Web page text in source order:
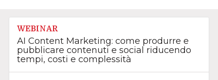
WEBINAR
AI Content Marketing: come produrre e
pubblicare contenuti e social riducendo
tempi, costi e complessità